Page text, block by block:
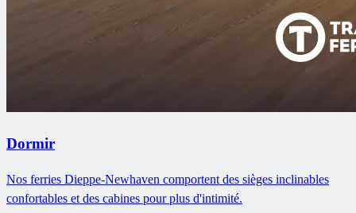
Dormir
Nos ferries Dieppe-Newhaven comportent des sièges inclinables
confortables et des cabines pour plus d'intimité.